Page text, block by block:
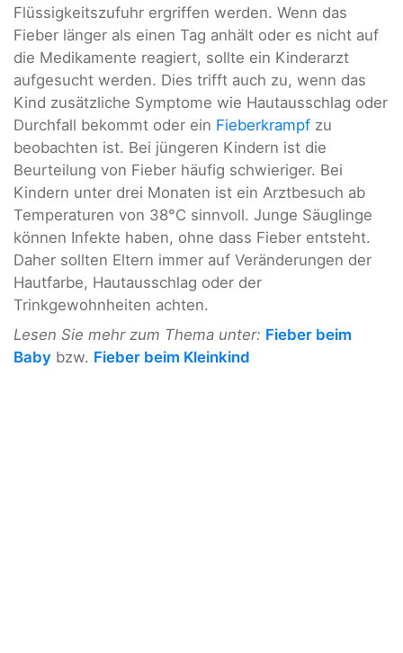
Flüssigkeitszufuhr ergriffen werden. Wenn das
Fieber länger als einen Tag anhält oder es nicht auf
die Medikamente reagiert, sollte ein Kinderarzt
aufgesucht werden. Dies trifft auch zu, wenn das
Kind zusätzliche Symptome wie Hautausschlag oder
Durchfall bekommt oder ein Fieberkrampf zu
beobachten ist. Bei jüngeren Kindern ist die
Beurteilung von Fieber häufig schwieriger. Bei
Kindern unter drei Monaten ist ein Arztbesuch ab
Temperaturen von 38°C sinnvoll. Junge Säuglinge
können Infekte haben, ohne dass Fieber entsteht.
Daher sollten Eltern immer auf Veränderungen der
Hautfarbe, Hautausschlag oder der
Trinkgewohnheiten achten.
Lesen Sie mehr zum Thema unter: Fieber beim
Baby bzw. Fieber beim Kleinkind